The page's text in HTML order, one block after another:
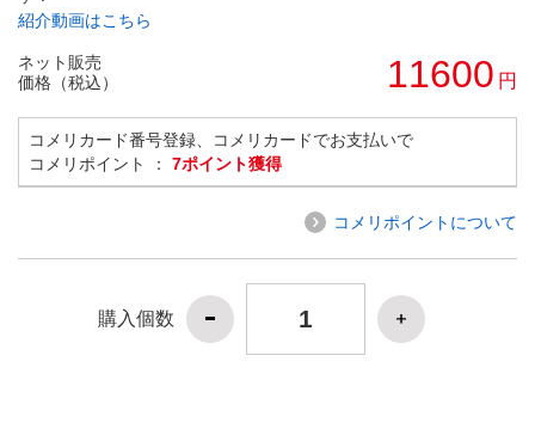
紹介動画はこちら
ネット販売
価格（税込）
11600 円
コメリカード番号登録、コメリカードでお支払いで
コメリポイント ： 7ポイント獲得
コメリポイントについて
購入個数